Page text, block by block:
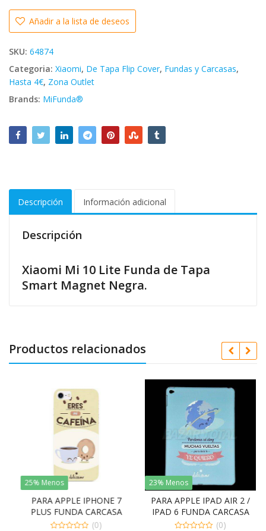
Añadir a la lista de deseos
SKU: 64874
Categoria: Xiaomi, De Tapa Flip Cover, Fundas y Carcasas,
Hasta 4€, Zona Outlet
Brands: MiFunda®
Descripción Información adicional
Descripción
Xiaomi Mi 10 Lite Funda de Tapa
Smart Magnet Negra.
Productos relacionados
25% Menos
PARA APPLE IPHONE 7
PLUS FUNDA CARCASA
DISEÑO «MI CAFEINA» DE
(0)
23% Menos
PARA APPLE IPAD AIR 2 /
IPAD 6 FUNDA CARCASA
«TE QUIERO» DE TPU
(0)